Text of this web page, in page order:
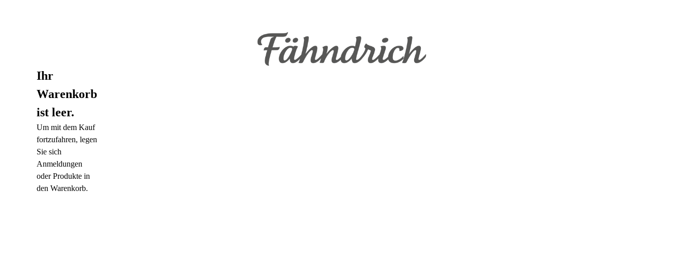
Ihr
Warenkorb
ist leer.
Um mit dem Kauf
fortzufahren, legen
Sie sich
Anmeldungen
oder Produkte in
den Warenkorb.